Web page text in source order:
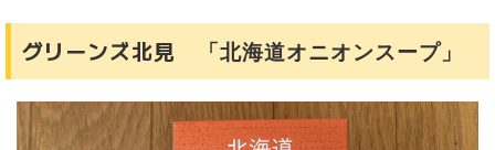
グリーンズ北見 「北海道オニオンスープ」